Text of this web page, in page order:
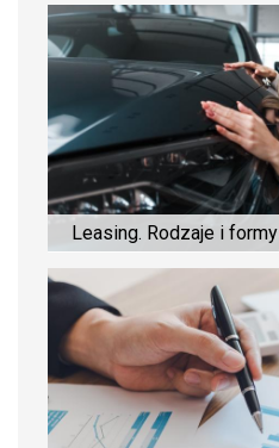
Leasing. Rodzaje i formy